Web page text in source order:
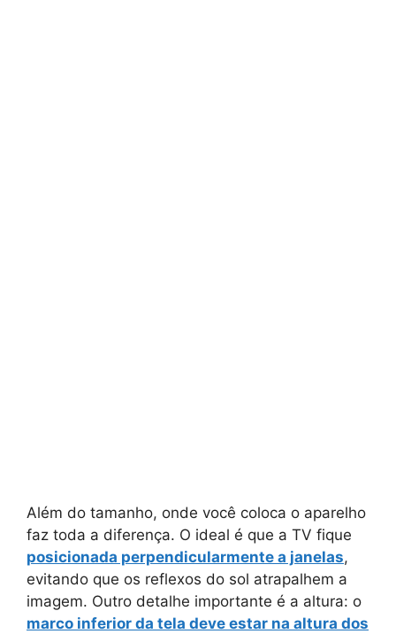
Além do tamanho, onde você coloca o aparelho
faz toda a diferença. O ideal é que a TV fique
posicionada perpendicularmente a janelas,
evitando que os reflexos do sol atrapalhem a
imagem. Outro detalhe importante é a altura: o
marco inferior da tela deve estar na altura dos